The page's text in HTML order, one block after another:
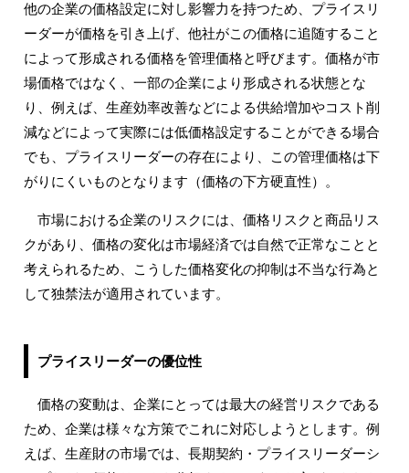
他の企業の価格設定に対し影響力を持つため、プライスリ
ーダーが価格を引き上げ、他社がこの価格に追随すること
によって形成される価格を管理価格と呼びます。価格が市
場価格ではなく、一部の企業により形成される状態とな
り、例えば、生産効率改善などによる供給増加やコスト削
減などによって実際には低価格設定することができる場合
でも、プライスリーダーの存在により、この管理価格は下
がりにくいものとなります（価格の下方硬直性）。
市場における企業のリスクには、価格リスクと商品リス
クがあり、価格の変化は市場経済では自然で正常なことと
考えられるため、こうした価格変化の抑制は不当な行為と
して独禁法が適用されています。
プライスリーダーの優位性
価格の変動は、企業にとっては最大の経営リスクである
ため、企業は様々な方策でこれに対応しようとします。例
えば、生産財の市場では、長期契約・プライスリーダーシ